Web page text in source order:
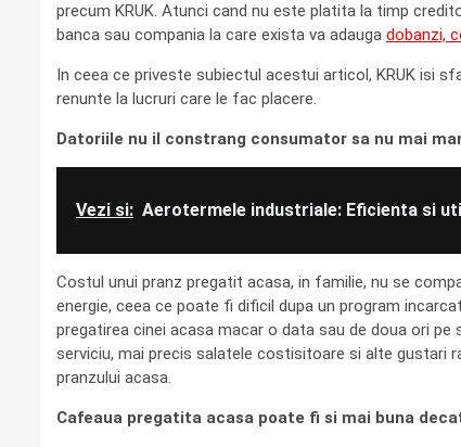
precum KRUK. Atunci cand nu este platita la timp
banca sau compania la care exista va adauga dobanzi,
In ceea ce priveste subiectul acestui articol, KRUK isi
renunte la lucruri care le fac placere.
Datoriile nu il constrang consumator sa nu mai
Vezi si: Aerotermele industriale: Eficienta si
Costul unui pranz pregatit acasa, in familie, nu se
energie, ceea ce poate fi dificil dupa un program
pregatirea cinei acasa macar o data sau de doua ori
serviciu, mai precis salatele costisitoare si alte gustari
pranzului acasa.
Cafeaua pregatita acasa poate fi si mai buna